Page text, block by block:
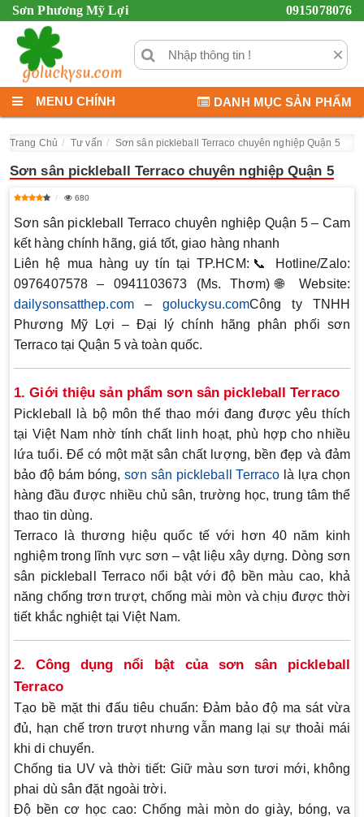
Sơn Phương Mỹ Lợi 0915078076
×
MENU CHÍNH DANH MỤC SẢN PHẨM
Trang Chủ Tư vấn Sơn sân pickleball Terraco chuyên nghiệp Quận 5
Sơn sân pickleball Terraco chuyên nghiệp Quận 5
680
Sơn sân pickleball Terraco chuyên nghiệp Quận 5 – Cam
kết hàng chính hãng, giá tốt, giao hàng nhanh
Liên hệ mua hàng uy tín tại TP.HCM: 📞 Hotline/Zalo:
0976407578 – 0941103673 (Ms. Thơm)🌐 Website:
dailysonsatthep.com– goluckysu.comCông ty TNHH
Phương Mỹ Lợi – Đại lý chính hãng phân phối sơn
Terraco tại Quận 5 và toàn quốc.
1. Giới thiệu sản phẩm sơn sân pickleball Terraco
Pickleball là bộ môn thể thao mới đang được yêu thích
tại Việt Nam nhờ tính chất linh hoạt, phù hợp cho nhiều
lứa tuổi. Để có một mặt sân chất lượng, bền đẹp và đảm
bảo độ bám bóng, sơn sân pickleball Terraco là lựa chọn
hàng đầu được nhiều chủ sân, trường học, trung tâm thể
thao tin dùng.
Terraco là thương hiệu quốc tế với hơn 40 năm kinh
nghiệm trong lĩnh vực sơn – vật liệu xây dựng. Dòng sơn
sân pickleball Terraco nổi bật với độ bền màu cao, khả
năng chống trơn trượt, chống mài mòn và chịu được thời
tiết khắc nghiệt tại Việt Nam.
2. Công dụng nổi bật của sơn sân pickleball
Terraco
Tạo bề mặt thi đấu tiêu chuẩn: Đảm bảo độ ma sát vừa
đủ, hạn chế trơn trượt nhưng vẫn mang lại sự thoải mái
khi di chuyển.
Chống tia UV và thời tiết: Giữ màu sơn tươi mới, không
phai dù sân đặt ngoài trời.
Độ bền cơ học cao: Chống mài mòn do giày, bóng, va